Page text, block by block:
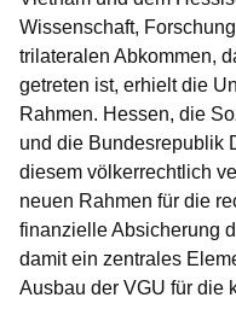
Wissenschaft,
trilateralen Abkommen,
getreten ist, erhielt die
Rahmen. Hessen, die
und die Bundesrepublik
diesem völkerrechtlich
neuen Rahmen für die
finanzielle Absicherung
damit ein zentrales
Ausbau der VGU für die